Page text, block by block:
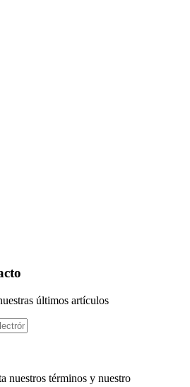
últimos artículos
nuestros términos y nuestro